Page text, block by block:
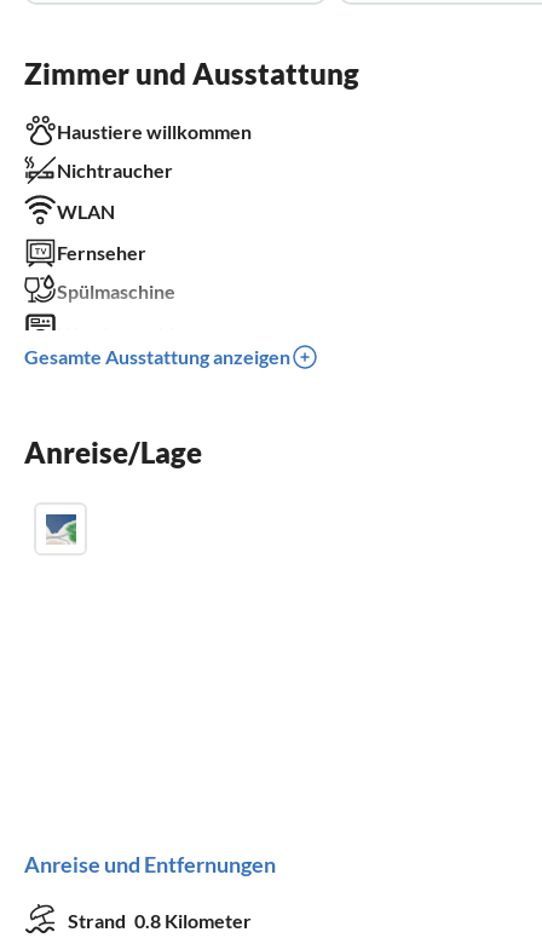
Zimmer und Ausstattung
Haustiere willkommen
Nichtraucher
WLAN
Fernseher
Spülmaschine
Grill
Gesamte Ausstattung anzeigen
Anreise/Lage
Anreise und Entfernungen
Strand 0.8 Kilometer